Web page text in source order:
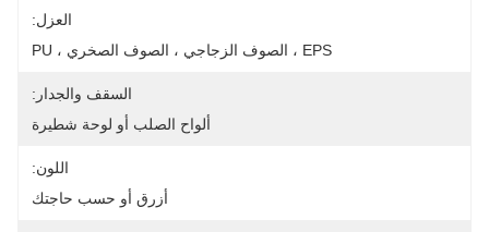
العزل:
EPS ، الصوف الزجاجي ، الصوف الصخري ، PU
السقف والجدار:
ألواح الصلب أو لوحة شطيرة
اللون:
أزرق أو حسب حاجتك